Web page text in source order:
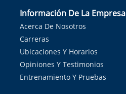
Información De La Empresa
Acerca De Nosotros
Carreras
Ubicaciones Y Horarios
Opiniones Y Testimonios
Entrenamiento Y Pruebas